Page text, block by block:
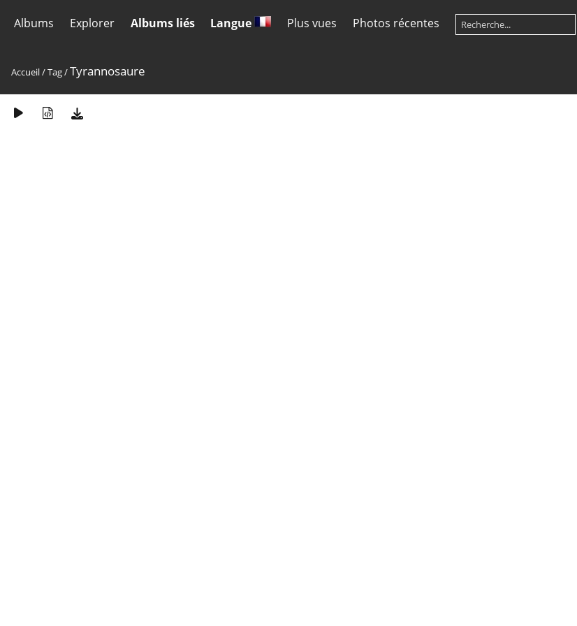
Albums Explorer Albums liés Langue Plus vues Photos récentes
Accueil/Tag/Tyrannosaure